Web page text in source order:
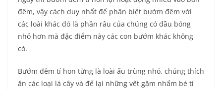
đêm, vậy cách duy nhất để phân biệt bướm đêm với
các loài khác đó là phần râu của chúng có đầu bóng
nhỏ hơn mà đặc điểm này các con bướm khác không
có.
Bướm đêm tí hon từng là loài ấu trùng nhỏ, chúng thích
ăn các loại lá cây và để lại những vết gặm nhấm bé tí